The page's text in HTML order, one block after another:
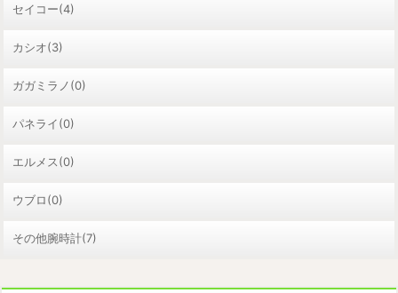
セイコー(4)
カシオ(3)
ガガミラノ(0)
パネライ(0)
エルメス(0)
ウブロ(0)
その他腕時計(7)